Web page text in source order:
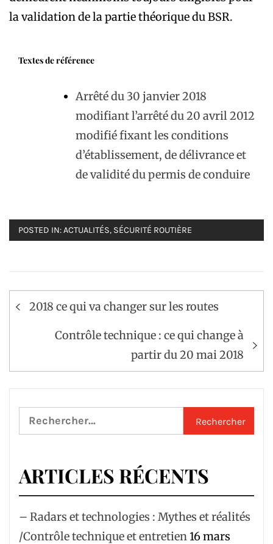
la validation de la partie théorique du BSR.
Textes de référence
Arrêté du 30 janvier 2018
modifiant l’arrêté du 20 avril 2012
modifié fixant les conditions
d’établissement, de délivrance et
de validité du permis de conduire
POSTED IN:ACTUALITÉS, SÉCURITÉ ROUTIÈRE
Navigation
l’article
2018 ce qui va changer sur les routes
Contrôle technique : ce qui change à
partir du 20 mai 2018
Rechercher :
ARTICLES RÉCENTS
– Radars et technologies : Mythes et réalités
/Contrôle technique et entretien16 mars